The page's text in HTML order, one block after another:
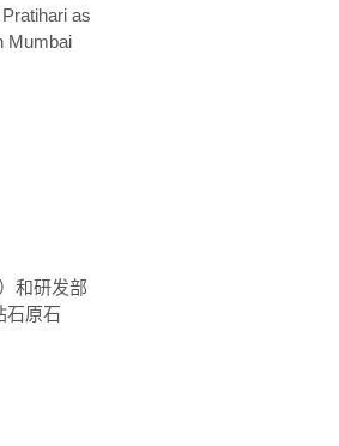
as
Mumbai
和研发部
石原石